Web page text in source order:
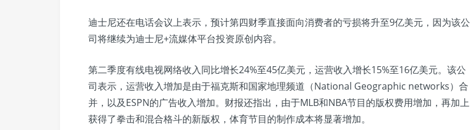
迪士尼还在电话会议上表示，预计第四财季直接面向消费者的亏损将升至9亿美元，因为该公
司将继续为迪士尼+流媒体平台投资原创内容。
第二季度有线电视网络收入同比增长24%至45亿美元，运营收入增长15%至16亿美元。该公
司表示，运营收入增加是由于福克斯和国家地理频道（National Geographic networks）合
并，以及ESPN的广告收入增加。财报还指出，由于MLB和NBA节目的版权费用增加，再加上
获得了拳击和混合格斗的新版权，体育节目的制作成本将显著增加。